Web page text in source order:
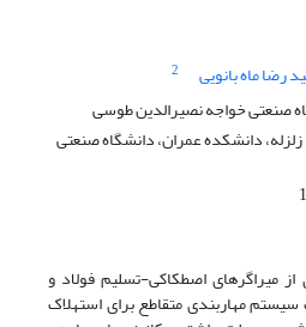
رضا ماه بانویی
2
صنعتی خواجه نصیرالدین طوسی
دانشکده عمران، دانشگاه صنعتی
میراگرهای اصطکاکی-تسلیم فولاد و
مهاربندی متقاطع برای استهلاک